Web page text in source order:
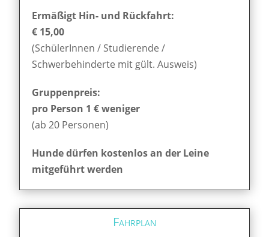
Ermäßigt Hin- und Rückfahrt:
€ 15,00
(SchülerInnen / Studierende /
Schwerbehinderte mit gült. Ausweis)
Gruppenpreis:
pro Person 1 € weniger
(ab 20 Personen)
Hunde dürfen kostenlos an der Leine
mitgeführt werden
Fahrplan